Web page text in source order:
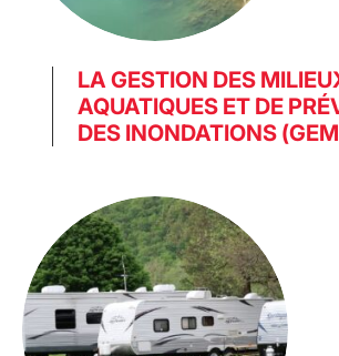
LA GESTION DES
AQUATIQUES ET DE
DES INONDATIONS